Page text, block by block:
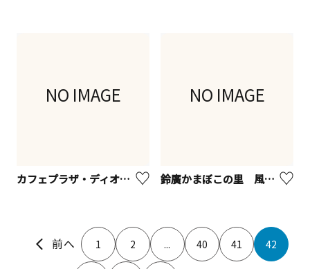
NO IMAGE
カフェプラザ・ディオコリア
NO IMAGE
鈴廣かまぼこの里 風祭店
1 2 ... 40 41 42